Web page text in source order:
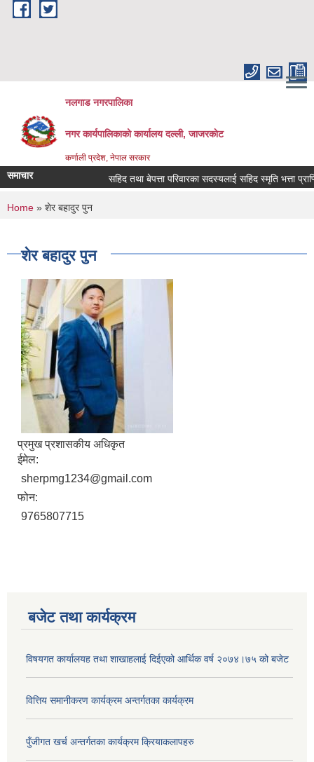
Skip to main content
नलगाड नगरपालिका
नगर कार्यपालिकाको कार्यालय दल्ली, जाजरकाेट
कर्णाली प्रदेश, नेपाल सरकार
समाचार सहिद तथा बेपत्ता परिवारका सदस्यलाई सहिद स्मृति भत्ता
You are here
Home » शेर बहादुर पुन
शेर बहादुर पुन
प्रमुख प्रशासकीय अधिकृत
ईमेल:
sherpmg1234@gmail.com
फोन:
9765807715
बजेट तथा कार्यक्रम
विषयगत कार्यालयह तथा शाखाहलाई दिईएको आर्थिक वर्ष २०७४।७५ को बजेट
वित्तिय समानीकरण कार्यक्रम अन्तर्गतका कार्यक्रम
पुँजीगत खर्च अन्तर्गतका कार्यक्रम क्रियाकलापहरु